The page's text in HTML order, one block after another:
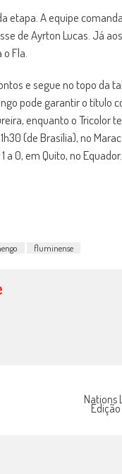
etapa. A equipe
de Ayrton Lucas. Já
Fla.
e segue no topo da
pode garantir o título
enquanto o Tricolor
(de Brasília), no
a 0, em Quito, no Equador.
fluminense
Nations